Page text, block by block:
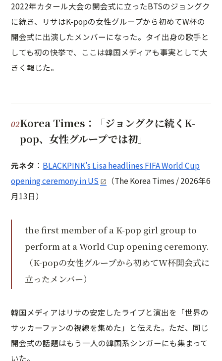
2022年カタール大会の開会式に立ったBTSのジョングク
に続き、リサはK-popの女性グループから初めてW杯の
開会式に出演したメンバーになった。タイ出身の歌手と
しても初の快挙で、ここは韓国メディアも事実として大
きく報じた。
Korea Times：「ジョングクに続くK-
pop、女性グループでは初」
元ネタ ： BLACKPINK’s Lisa headlines FIFA World Cup
opening ceremony in US
（The Korea Times / 2026年6
月13日）
the first member of a K-pop girl group to
perform at a World Cup opening ceremony.
（K-popの女性グループから初めてW杯開会式に
立ったメンバー）
韓国メディアはリサの安定したライブと演出を「世界の
サッカーファンの視線を集めた」と伝えた。ただ、同じ
開会式の話題はもう一人の韓国系シンガーにも集まって
いた。